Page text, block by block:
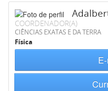
COORDENADOR(A)
CIÊNCIAS EXATAS E DA TERRA
Física